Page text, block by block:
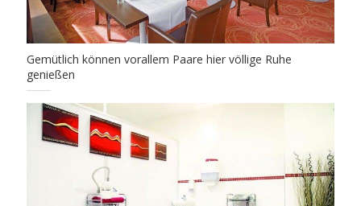
Gemütlich können vorallem Paare hier völlige Ruhe
genießen